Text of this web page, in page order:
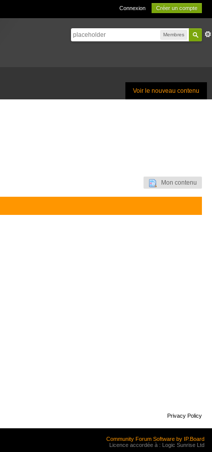
Connexion Créer un compte
Membres
Voir le nouveau contenu
Mon contenu
Privacy Policy
Community Forum Software by IP.Board
Licence accordée à : Logic Sunrise Ltd